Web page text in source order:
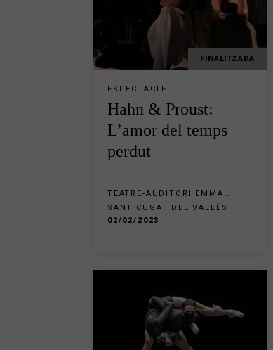
FINALITZADA
ESPECTACLE
Hahn & Proust:
L’amor del temps
perdut
TEATRE-AUDITORI EMMA
VILARASAU SANT CUGAT
SANT CUGAT DEL VALLÈS
02/02/2023